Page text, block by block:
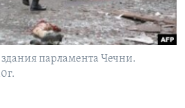
парламента Чечни.